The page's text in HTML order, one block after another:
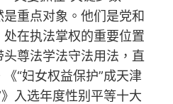
重点对象。他们是党和
在执法掌权的重要位置
头尊法学法守法用法，直
“妇女权益保护”成天津
入选年度性别平等十大